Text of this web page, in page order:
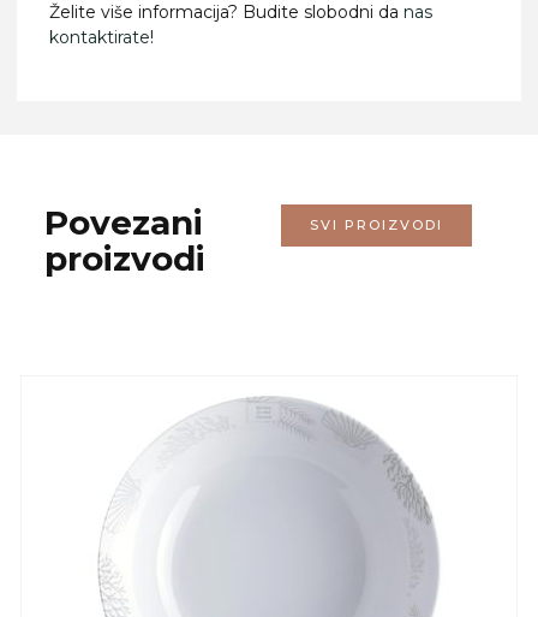
Želite više informacija? Budite slobodni da nas
kontaktirate!
Povezani
proizvodi
SVI PROIZVODI